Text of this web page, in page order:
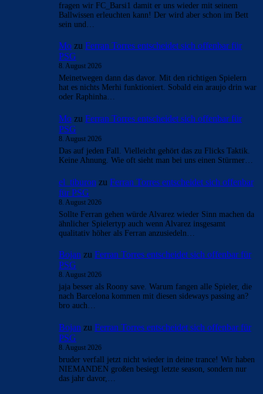
fragen wir FC_Barsi1 damit er uns wieder mit seinem
Ballwissen erleuchten kann! Der wird aber schon im Bett
sein und…
Mo zu Ferran Torres entscheidet sich offenbar für
PSG
8. August 2026
Meinetwegen dann das davor. Mit den richtigen Spielern
hat es nichts Merhi funktioniert. Sobald ein araujo drin war
oder Raphinha…
Mo zu Ferran Torres entscheidet sich offenbar für
PSG
8. August 2026
Das auf jeden Fall. Vielleicht gehört das zu Flicks Taktik.
Keine Ahnung. Wie oft sieht man bei uns einen Stürmer…
el_tiburon zu Ferran Torres entscheidet sich offenbar
für PSG
8. August 2026
Sollte Ferran gehen würde Alvarez wieder Sinn machen da
ähnlicher Spielertyp auch wenn Alvarez insgesamt
qualitativ höher als Ferran anzusiedeln…
Bojan zu Ferran Torres entscheidet sich offenbar für
PSG
8. August 2026
jaja besser als Roony save. Warum fangen alle Spieler, die
nach Barcelona kommen mit diesen sideways passing an?
bro auch…
Bojan zu Ferran Torres entscheidet sich offenbar für
PSG
8. August 2026
bruder verfall jetzt nicht wieder in deine trance! Wir haben
NIEMANDEN großen besiegt letzte season, sondern nur
das jahr davor,…